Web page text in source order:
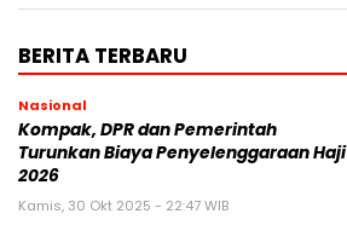
BERITA TERBARU
Nasional
Kompak, DPR dan Pemerintah
Turunkan Biaya Penyelenggaraan Haji
2026
Kamis, 30 Okt 2025 - 22:47 WIB